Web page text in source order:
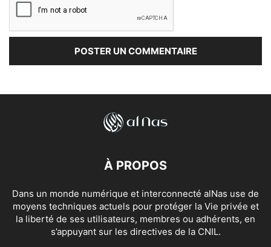
À PROPOS
Dans un monde numérique et interconnecté alNas use de
moyens techniques actuels pour protéger la Vie privée et
la liberté de ses utilisateurs, membres ou adhérents, en
s’appuyant sur les directives de la CNIL.